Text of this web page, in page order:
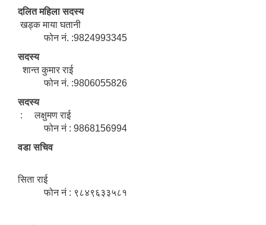
दलित महिला सदस्य
खड्क माया घतानी
फोन नं. :9824993345
सदस्य
शान्त कुमार राई
फोन नं. :9806055826
सदस्य
: लक्षुमण राई
फोन नं : 9868156994
वडा सचिव
सिता राई
फोन नं : ९८४९६३३५८१